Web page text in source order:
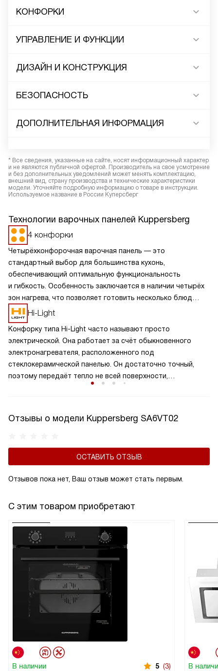
КОНФОРКИ
УПРАВЛЕНИЕ И ФУНКЦИИ
ДИЗАЙН И КОНСТРУКЦИЯ
БЕЗОПАСНОСТЬ
ДОПОЛНИТЕЛЬНАЯ ИНФОРМАЦИЯ
* Все сведения, указанные на сайте, носят информационный характер
и не являются публичной офертой. Производитель на свое усмотрение
и без дополнительных уведомлений может менять комплектацию,
внешний вид, страну производства и технические характеристики
модели. Уточняйте подробную информацию о товаре в инструкции.
Используемое название в России Куперсберг
Технологии варочных панелей Kuppersberg
4 конфорки
Четырёхконфорочная варочная панель — это
стандартный выбор для большинства кухонь,
обеспечивающий оптимальную функциональность
и гибкость. Особенность заключается в наличии четырёх
зон нагрева, что позволяет готовить несколько блюд
одновременно, экономя время и усилия. Разнообразие
размеров и мощностей конфорок подходит для
различных кулинарных задач, от быстрого кипячения
до медленного тушения. Такая панель обеспечивает
равномерное распределение тепла и удобное
расположение посуды, что делает её идеальной для
семейного использования.
Hi-Light
Конфорку типа Hi-Light часто называют просто
электрической. Она работает за счёт обыкновенного
электронагревателя, расположенного под
стеклокерамической панелью. Он достаточно точный,
поэтому передаёт тепло не всей поверхности,
Отзывы о модели Kuppersberg SA6VT02
ОСТАВИТЬ ОТЗЫВ
Отзывов пока нет, Ваш отзыв может стать первым.
С этим товаром приобретают
В наличии 5 (3) В